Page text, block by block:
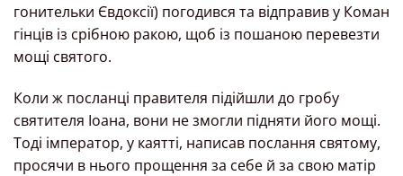
гонительки Євдоксії) погодився та відправив у Коман
гінців із срібною ракою, щоб із пошаною перевезти
мощі святого.
Коли ж посланці правителя підійшли до гробу
святителя Іоана, вони не змогли підняти його мощі.
Тоді імператор, у каятті, написав послання святому,
просячи в нього прощення за себе й за свою матір